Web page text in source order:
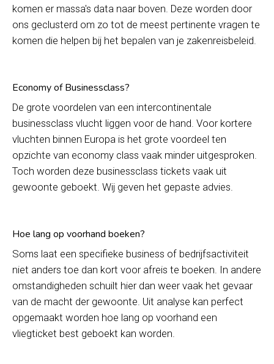
komen er massa's data naar boven. Deze worden door
ons geclusterd om zo tot de meest pertinente vragen te
komen die helpen bij het bepalen van je zakenreisbeleid.
Economy of Businessclass?
De grote voordelen van een intercontinentale
businessclass vlucht liggen voor de hand. Voor kortere
vluchten binnen Europa is het grote voordeel ten
opzichte van economy class vaak minder uitgesproken.
Toch worden deze businessclass tickets vaak uit
gewoonte geboekt. Wij geven het gepaste advies.
Hoe lang op voorhand boeken?
Soms laat een specifieke business of bedrijfsactiviteit
niet anders toe dan kort voor afreis te boeken. In andere
omstandigheden schuilt hier dan weer vaak het gevaar
van de macht der gewoonte. Uit analyse kan perfect
opgemaakt worden hoe lang op voorhand een
vliegticket best geboekt kan worden.